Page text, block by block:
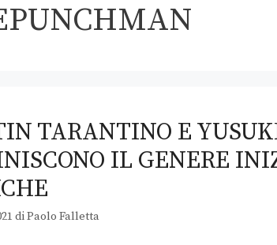
TARANTINO E
IL GENERE
diPaolo Falletta